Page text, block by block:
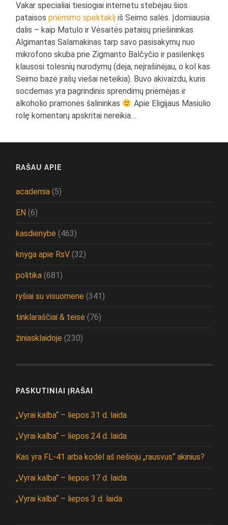
Vakar specialiai tiesiogiai internetu stebėjau šios
pataisospriėmimo spektaklį iš Seimo salės. Įdomiausia
dalis – kaip Matulo ir Vėsaitės pataisų priešininkas
Algimantas Salamakinas tarp savo pasisakymų nuo
mikrofono skuba prie Zigmanto Balčyčio ir pasilenkęs
klausosi tolesnių nurodymų (deja, neįrašinėjau, o kol kas
Seimo bazė įrašų viešai neteikia). Buvo akivaizdu, kuris
socdemas yra pagrindinis sprendimų priėmėjas ir
alkoholio pramonės šalininkas
Apie Eligijaus Masiulio
rolę komentarų apskritai nereikia…
RAŠAU APIE
academia (5)
EN (6)
kasdienybė (463)
knyga apie RsV (32)
politika (681)
ryšiai su visuomene (341)
tinklaraščiai & teisė (76)
žiniasklaidoje (230)
PASKUTINIAI ĮRAŠAI
„Vyrai kalba“ – liepos 31 d. laida
„Vyrai kalba“ – liepos 24 d. laida
Kas yra FL-41 arba kodėl aš nešioju „rausvus“ akinius?
„Vyrai kalba“ – liepos 17 d. laida
„Vyrai kalba“ – liepos 3 d. laida